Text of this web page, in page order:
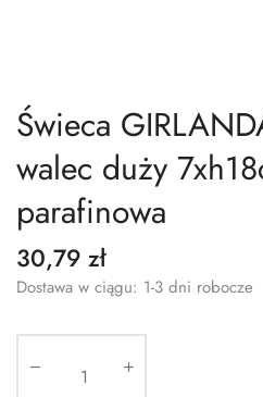
Świeca
walec duży
parafinowa
30,79 zł
Dostawa w ciągu: 1-3 dni robocze